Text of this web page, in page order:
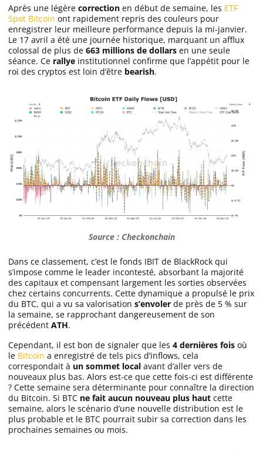
Dogecoin (DOGE)
Binance Coin (BNB)
Trading
Meilleur Broker
Apprendre
Indicateurs techniques
Investir
Meilleures plateformes
Meilleurs wallets
Après une légère correction en début de semaine, les ETF
Spot Bitcoin ont rapidement repris des couleurs pour
enregistrer leur meilleure performance depuis la mi-janvier.
Le 17 avril a été une journée historique, marquant un afflux
colossal de plus de 663 millions de dollars en une seule
séance. Ce rallye institutionnel confirme que l’appétit pour le
roi des cryptos est loin d’être bearish.
Source : Checkonchain
Dans ce classement, c’est le fonds IBIT de BlackRock qui
s’impose comme le leader incontesté, absorbant la majorité
des capitaux et compensant largement les sorties observées
chez certains concurrents. Cette dynamique a propulsé le prix
du BTC, qui a vu sa valorisation s’envoler de près de 5 % sur
la semaine, se rapprochant dangereusement de son
précédent ATH.
Cependant, il est bon de signaler que les 4 dernières fois où
le Bitcoin a enregistré de tels pics d’inflows, cela
correspondait à un sommet local avant d’aller vers de
nouveaux plus bas. Alors est-ce que cette fois-ci est différente
? Cette semaine sera déterminante pour connaître la direction
du Bitcoin. Si BTC ne fait aucun nouveau plus haut cette
semaine, alors le scénario d’une nouvelle distribution est le
plus probable et le BTC pourrait subir sa correction dans les
prochaines semaines ou mois.